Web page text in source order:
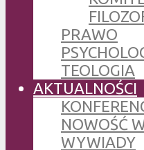
PRAWO
TEOLOGIA
AKTUALNOŚCI
NOWOŚĆ
WYWIADY